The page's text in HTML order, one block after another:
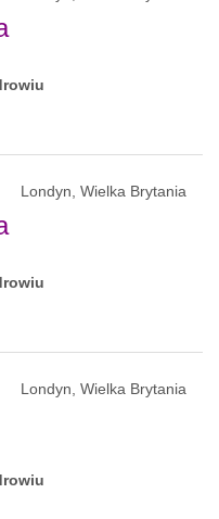
Londyn, Wielka Brytania
Londyn, Wielka Brytania